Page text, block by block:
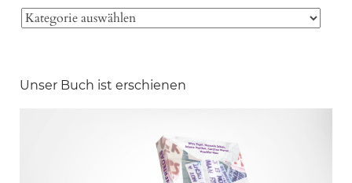
Unser Buch ist erschienen